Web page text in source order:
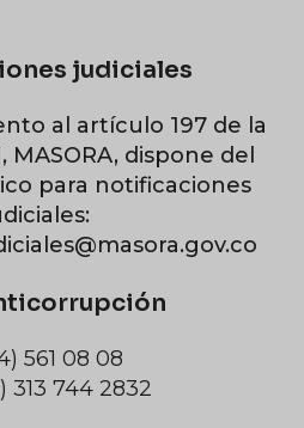
judiciales
al artículo 197 de la
MASORA, dispone del
para notificaciones
561 08 08
313 744 2832